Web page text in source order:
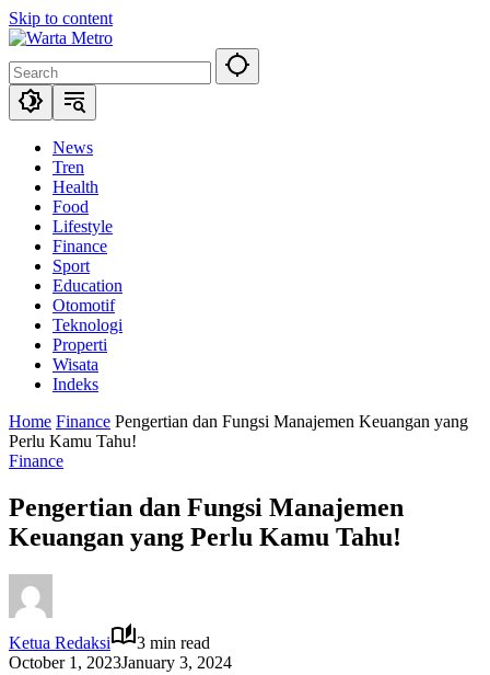
Skip to content
News
Tren
Health
Food
Lifestyle
Finance
Sport
Education
Otomotif
Teknologi
Properti
Wisata
Indeks
Home Finance Pengertian dan Fungsi Manajemen Keuangan yang
Perlu Kamu Tahu!
Finance
Pengertian dan Fungsi Manajemen
Keuangan yang Perlu Kamu Tahu!
Ketua Redaksi
3 min read
October 1, 2023January 3, 2024